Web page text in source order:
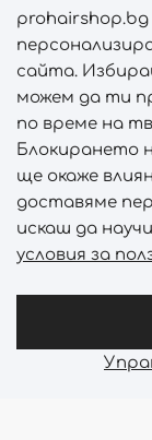
Начини на
Начини на
Отключи
Prohair
prohairshop.bg
сайта.
можем да ти
по време на
Блокирането
ще окаже
доставяме
искаш да
условия за